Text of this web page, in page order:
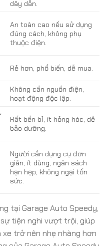
dây dẫn.
An toàn cao nếu sử dụng
đúng cách, không phụ
thuộc điện.
Rẻ hơn, phổ biến, dễ mua.
Không cần nguồn điện,
hoạt động độc lập.
Rất bền bỉ, ít hỏng hóc, dễ
bảo dưỡng.
Người cần dụng cụ đơn
giản, ít dùng, ngân sách
hạn hẹp, không ngại tốn
sức.
tại Garage Auto Speedy,
tiện nghi vượt trội, giúp
trở nên nhẹ nhàng hơn